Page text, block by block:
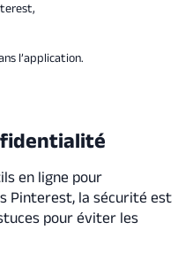
l’application.
en ligne pour
Pinterest, la sécurité est
pour éviter les